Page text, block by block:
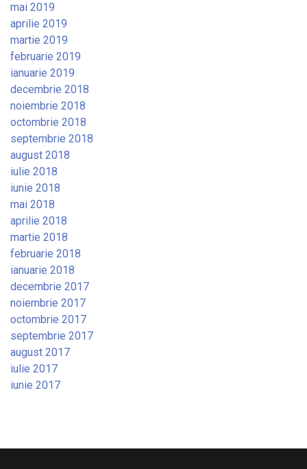
mai 2019
aprilie 2019
martie 2019
februarie 2019
ianuarie 2019
decembrie 2018
noiembrie 2018
octombrie 2018
septembrie 2018
august 2018
iulie 2018
iunie 2018
mai 2018
aprilie 2018
martie 2018
februarie 2018
ianuarie 2018
decembrie 2017
noiembrie 2017
octombrie 2017
septembrie 2017
august 2017
iulie 2017
iunie 2017